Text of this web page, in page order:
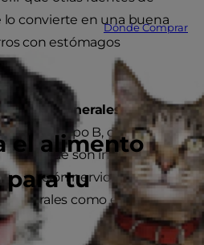
Dónde Comprar
el alimento
para tu
lo convierte en una buena
con estómagos
y minerales:El pollo
del grupo B, como la
que son importantes
la función nerviosa.
minerales como el fósforo y